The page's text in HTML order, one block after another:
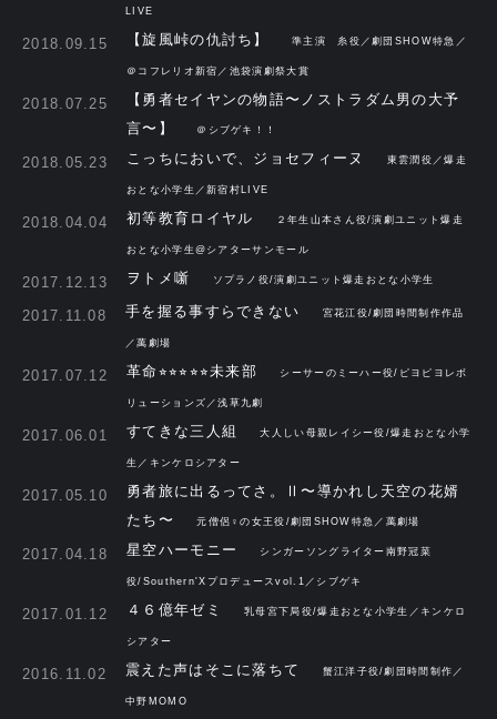
LIVE
2018.09.15 【旋風峠の仇討ち】 準主演 糸役／劇団SHOW特急／
＠コフレリオ新宿／池袋演劇祭大賞
2018.07.25
【勇者セイヤンの物語〜ノストラダム男の大予
言〜】
＠シブゲキ！！
2018.05.23 こっちにおいで、ジョセフィーヌ 東雲潤役／爆走
おとな小学生／新宿村LIVE
2018.04.04 初等教育ロイヤル ２年生山本さん役/演劇ユニット爆走
おとな小学生@シアターサンモール
2017.12.13 ヲトメ噺 ソプラノ役/演劇ユニット爆走おとな小学生
2017.11.08 手を握る事すらできない 宮花江役/劇団時間制作作品
／萬劇場
2017.07.12 革命⭐︎⭐︎⭐︎⭐︎⭐︎未来部 シーサーのミーハー役/ピヨピヨレボ
リューションズ／浅草九劇
2017.06.01 すてきな三人組 大人しい母親レイシー役/爆走おとな小学
生／キンケロシアター
2017.05.10
勇者旅に出るってさ。Ⅱ〜導かれし天空の花婿
たち〜
元僧侶♀の女王役/劇団SHOW特急／萬劇場
2017.04.18 星空ハーモニー シンガーソングライター南野冠菜
役/Southern'Xプロデュースvol.1／シブゲキ
2017.01.12 ４６億年ゼミ 乳母宮下局役/爆走おとな小学生／キンケロ
シアター
2016.11.02 震えた声はそこに落ちて 蟹江洋子役/劇団時間制作／
中野MOMO